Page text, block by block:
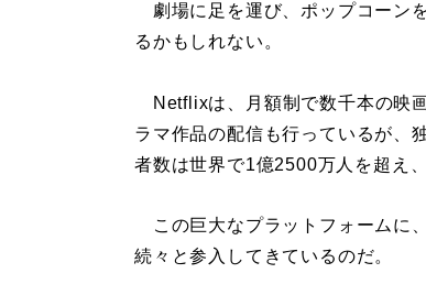
劇場に足を運び、ポップコーン
るかもしれない。
Netflixは、月額制で数千本の映
ラマ作品の配信も行っているが、
者数は世界で1億2500万人を超え
この巨大なプラットフォームに
続々と参入してきているのだ。